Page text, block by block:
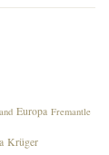
Europa Fremantle
Krüger